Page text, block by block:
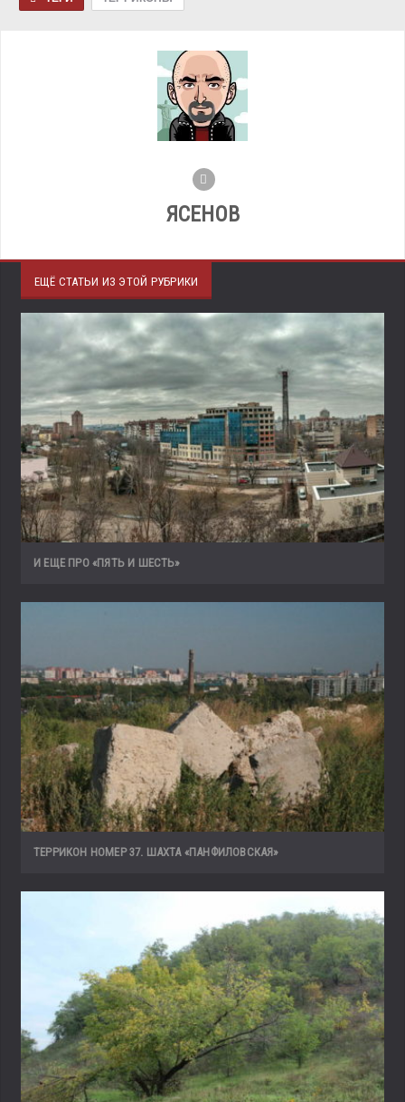
ЯСЕНОВ
ЕЩЁ СТАТЬИ ИЗ ЭТОЙ РУБРИКИ
И ЕЩЕ ПРО «ПЯТЬ И ШЕСТЬ»
ТЕРРИКОН НОМЕР 37. ШАХТА «ПАНФИЛОВСКАЯ»